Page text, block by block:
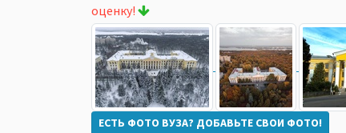
оценку!
ЕСТЬ ФОТО ВУЗА? ДОБАВЬТЕ СВОИ ФОТО!